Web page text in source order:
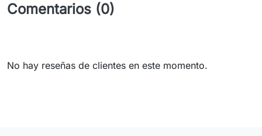
Comentarios (0)
No hay reseñas de clientes en este momento.